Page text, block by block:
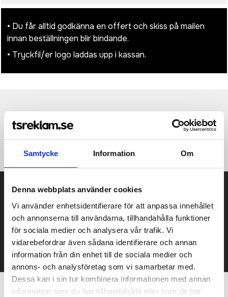
Samtycke Information Om
Denna webbplats använder cookies
Vi använder enhetsidentifierare för att anpassa innehållet
och annonserna till användarna, tillhandahålla funktioner
för sociala medier och analysera vår trafik. Vi
vidarebefordrar även sådana identifierare och annan
information från din enhet till de sociala medier och
annons- och analysföretag som vi samarbetar med.
Dessa kan i sin tur kombinera informationen med annan
information som du har tillhandahållit eller som de har
• Du får alltid godkänna en offert och skiss på mailen
innan beställningen blir bindande.
• Tryckfil/er logo laddas upp i kassan.
Prisuppgift på mailen?
Kontakta oss här för att få förslag på produkt och pris över
mailen.
Det går också utmärkt att bara ställa frågor!